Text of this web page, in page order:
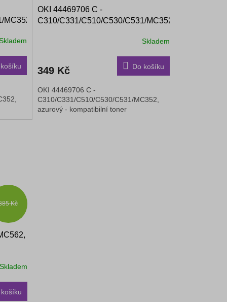
OKI 44469706 C -
C310/C331/C510/C530/C531/MC352,
Skladem
349 Kč Do košíku
OKI 44469706 C -
C310/C331/C510/C530/C531/MC352,
azurový - kompatibilní toner
Kč